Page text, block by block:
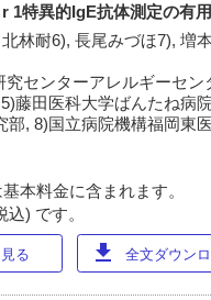
1特異的IgE抗体測定の有
林耐6), 長尾みづほ7), 増
センターアレルギーセン
藤田医科大学ばんたね病
, 8)国立病院機構福岡東
本料金に含まれます。
) です。
る download 全文ダウン